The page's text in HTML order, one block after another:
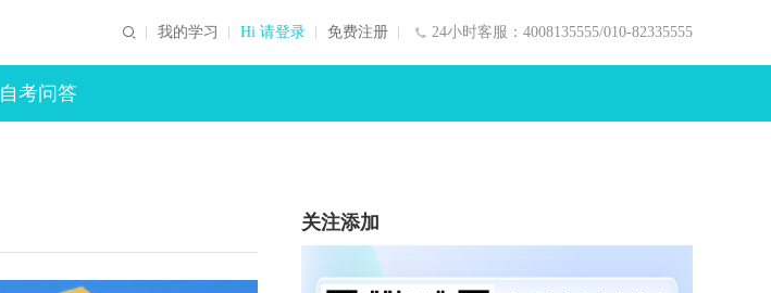
24小时客服：4008135555/010-82335555
我的学习 Hi 请登录 免费注册
自考问答
关注添加